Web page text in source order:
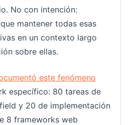
No con intención:
mantener todas esas
en un contexto largo
sobre ellas.
este fenómeno
específico: 80 tareas de
y 20 de implementación
8 frameworks web